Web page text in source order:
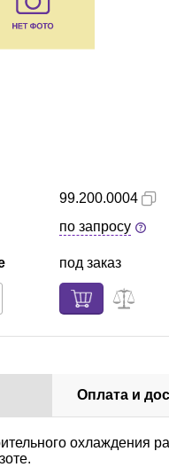
99.200.0004
по запросу
под заказ
Оплата и
охлаждения